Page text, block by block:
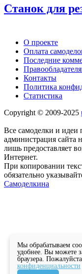
Станок для
О проекте
Оплата
Последние
Контакты
Политика
Статистика
Copyright © 2009-2025
Все самоделки и идеи
администрация сайта
лишь предоставляет
Интернет.
При копировании
обязательно
Самоделкина
Мы обрабатываем
удобнее. Вы можете
браузера.
конфиденциальности